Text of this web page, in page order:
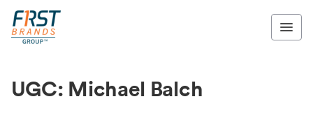
UGC: Michael Balch